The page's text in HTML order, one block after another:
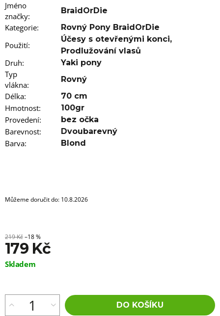
Jméno
značky:
BraidOrDie
Kategorie: Rovný Pony BraidOrDie
Použití:
Účesy s otevřenými konci,
Prodlužování vlasů
Druh: Yaki pony
Typ
vlákna:
Rovný
Délka: 70 cm
Hmotnost: 100gr
Provedení: bez očka
Barevnost: Dvoubarevný
Barva: Blond
Můžeme doručit do: 10.8.2026
219 Kč–18 %
179 Kč
Měrná
Skladem
DO KOŠÍKU
j
e
m
100%
EZ
KANEKALON
FR8
89
Kč
Původně:
149
Kč